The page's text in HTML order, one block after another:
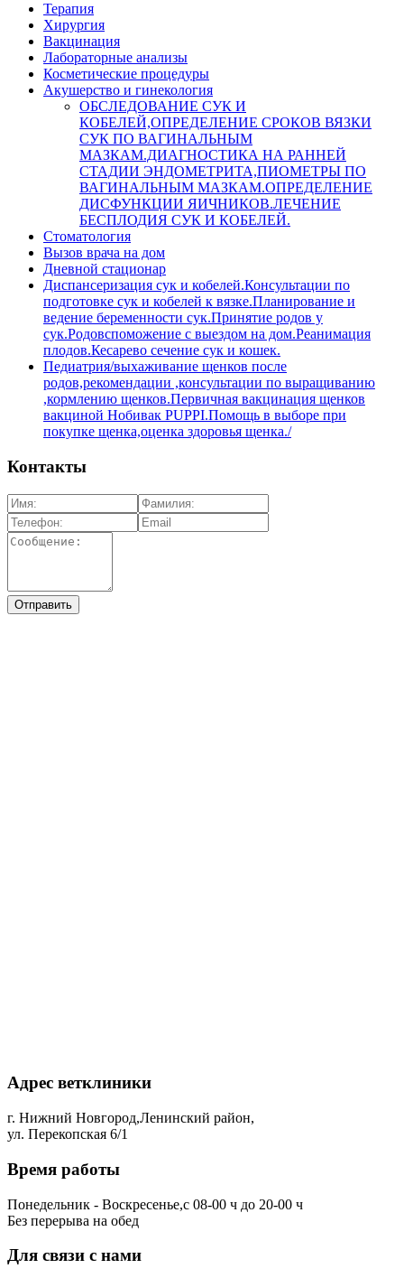
Терапия
Хирургия
Вакцинация
Лабораторные анализы
Косметические процедуры
Акушерство и гинекология
ОБСЛЕДОВАНИЕ СУК И
КОБЕЛЕЙ,ОПРЕДЕЛЕНИЕ СРОКОВ ВЯЗКИ
СУК ПО ВАГИНАЛЬНЫМ
МАЗКАМ.ДИАГНОСТИКА НА РАННЕЙ
СТАДИИ ЭНДОМЕТРИТА,ПИОМЕТРЫ ПО
ВАГИНАЛЬНЫМ МАЗКАМ.ОПРЕДЕЛЕНИЕ
ДИСФУНКЦИИ ЯИЧНИКОВ.ЛЕЧЕНИЕ
БЕСПЛОДИЯ СУК И КОБЕЛЕЙ.
Стоматология
Вызов врача на дом
Дневной стационар
Диспансеризация сук и кобелей.Консультации по
подготовке сук и кобелей к вязке.Планирование и
ведение беременности сук.Принятие родов у
сук.Родовспоможение с выездом на дом.Реанимация
плодов.Кесарево сечение сук и кошек.
Педиатрия/выхаживание щенков после
родов,рекомендации ,консультации по выращиванию
,кормлению щенков.Первичная вакцинация щенков
вакциной Нобивак PUPPI.Помощь в выборе при
покупке щенка,оценка здоровья щенка./
Контакты
Адрес ветклиники
г. Нижний Новгород,Ленинский район,
ул. Перекопская 6/1
Время работы
Понедельник - Воскресенье,с 08-00 ч до 20-00 ч
Без перерыва на обед
Для связи с нами